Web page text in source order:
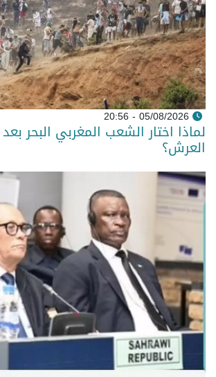
05/08/2026 - 20:56
لماذا اختار الشعب المغربي البحر
العرش؟